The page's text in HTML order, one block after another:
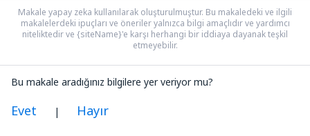
Makale yapay zeka kullanılarak oluşturulmuştur. Bu makaledeki ve ilgili
makalelerdeki ipuçları ve öneriler yalnızca bilgi amaçlıdır ve yardımcı
niteliktedir ve {siteName}'e karşı herhangi bir iddiaya dayanak teşkil
etmeyebilir.
Bu makale aradığınız bilgilere yer veriyor mu?
Evet | Hayır